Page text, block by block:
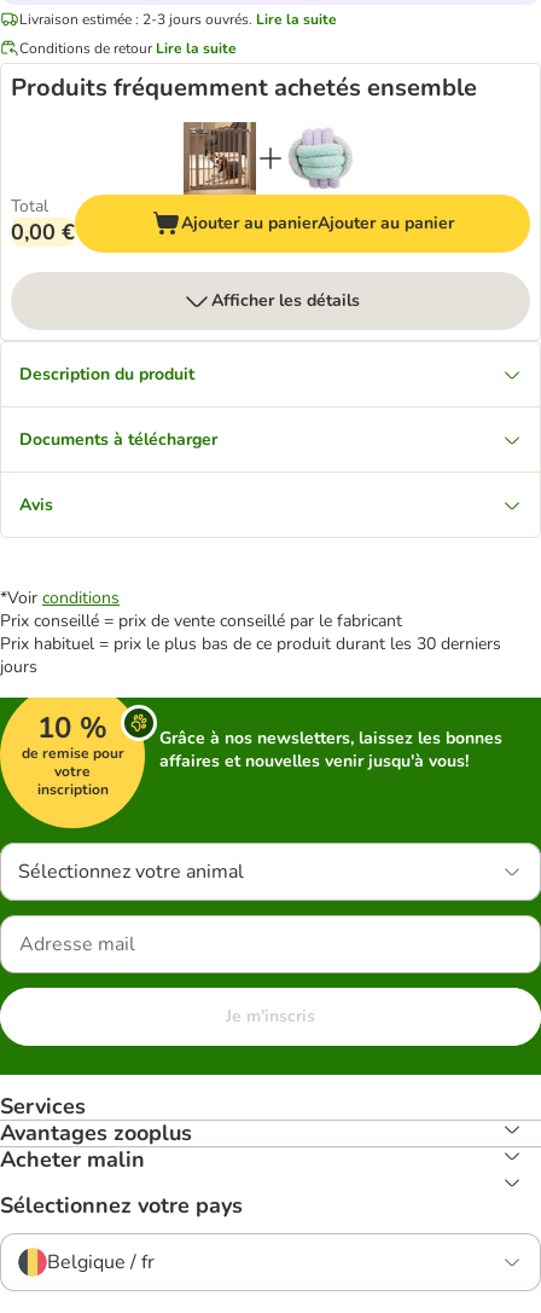
Livraison estimée : 2-3 jours ouvrés. Lire la suite
Conditions de retour Lire la suite
Produits fréquemment achetés ensemble
Total
0,00 € Ajouter au panierAjouter au panier
Afficher les détails
Description du produit
Documents à télécharger
Avis
*Voir conditions
Prix conseillé = prix de vente conseillé par le fabricant
Prix habituel = prix le plus bas de ce produit durant les 30 derniers
jours
10 %
de remise pour
votre
inscription
Grâce à nos newsletters, laissez les bonnes
affaires et nouvelles venir jusqu'à vous!
Sélectionnez votre animal
Je m'inscris
Services
Avantages zooplus
Acheter malin
Sélectionnez votre pays
Belgique / fr